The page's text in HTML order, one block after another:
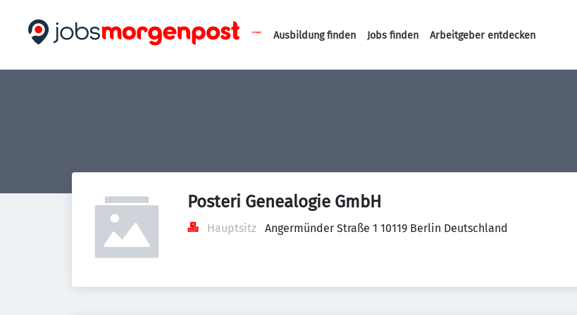
Haupt-Navigation
Ausbildung finden Jobs finden Arbeitgeber entdecken
Posteri Genealogie GmbH
Hauptsitz Angermünder Straße 1 10119 Berlin Deutschland